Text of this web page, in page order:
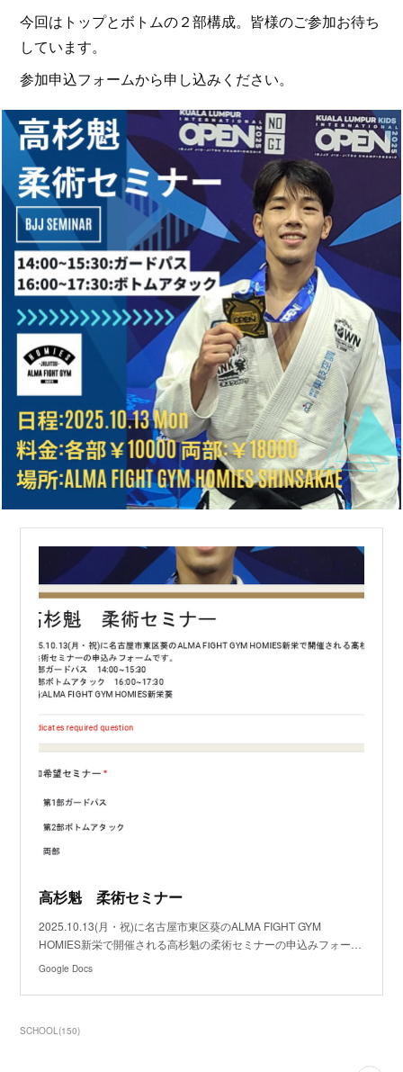
今回はトップとボトムの２部構成。皆様のご参加お待ち
しています。
参加申込フォームから申し込みください。
高杉魁 柔術セミナー
2025.10.13(月・祝)に名古屋市東区葵のALMA FIGHT GYM
HOMIES新栄で開催される高杉魁の柔術セミナーの申込みフォー…
Google Docs
SCHOOL(150)